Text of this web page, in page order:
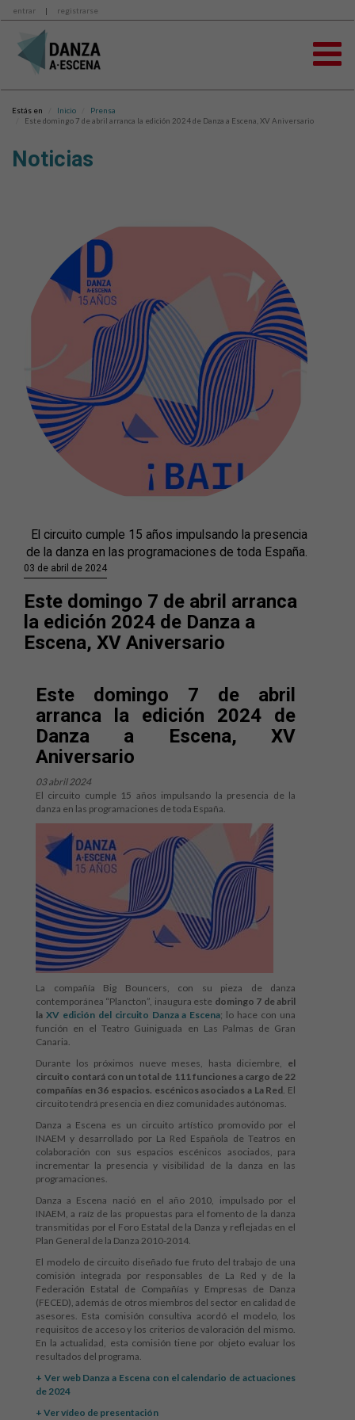
entrar | registrarse
Estás en Inicio
Prensa
Este domingo 7 de abril arranca la edición 2024 de Danza a Escena, XV Aniversario
Noticias
El circuito cumple 15 años impulsando la presencia
de la danza en las programaciones de toda España.
03 de abril de 2024
Este domingo 7 de abril arranca
la edición 2024 de Danza a
Escena, XV Aniversario
Este domingo 7 de abril
arranca la edición 2024 de
Danza a Escena, XV
Aniversario
03 abril 2024
El circuito cumple 15 años impulsando la presencia de la
danza en las programaciones de toda España.
La compañía Big Bouncers, con su pieza de danza
contemporánea “Plancton”, inaugura este domingo 7 de abril
la XV edición del circuito Danza a Escena; lo hace con una
función en el Teatro Guiniguada en Las Palmas de Gran
Canaria.
Durante los próximos nueve meses, hasta diciembre, el
circuito contará con un total de 111 funciones a cargo de 22
compañías en 36 espacios. escénicos asociados a La Red. El
circuito tendrá presencia en diez comunidades autónomas.
Danza a Escena es un circuito artístico promovido por el
INAEM y desarrollado por La Red Española de Teatros en
colaboración con sus espacios escénicos asociados, para
incrementar la presencia y visibilidad de la danza en las
programaciones.
Danza a Escena nació en el año 2010, impulsado por el
INAEM, a raíz de las propuestas para el fomento de la danza
transmitidas por el Foro Estatal de la Danza y reflejadas en el
Plan General de la Danza 2010-2014.
El modelo de circuito diseñado fue fruto del trabajo de una
comisión integrada por responsables de La Red y de la
Federación Estatal de Compañías y Empresas de Danza
(FECED), además de otros miembros del sector en calidad de
asesores. Esta comisión consultiva acordó el modelo, los
requisitos de acceso y los criterios de valoración del mismo.
En la actualidad, esta comisión tiene por objeto evaluar los
resultados del programa.
+ Ver web Danza a Escena con el calendario de actuaciones
de 2024
+ Ver vídeo de presentación